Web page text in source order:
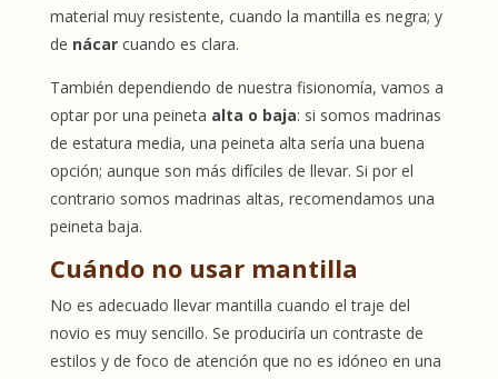
material muy resistente, cuando la mantilla es negra; y
de nácarcuando es clara.
También dependiendo de nuestra fisionomía, vamos a
optar por una peineta alta o baja: si somos madrinas
de estatura media, una peineta alta sería una buena
opción; aunque son más difíciles de llevar. Si por el
contrario somos madrinas altas, recomendamos una
peineta baja.
Cuándo no usar mantilla
No es adecuado llevar mantilla cuando el traje del
novio es muy sencillo. Se produciría un contraste de
estilos y de foco de atención que no es idóneo en una